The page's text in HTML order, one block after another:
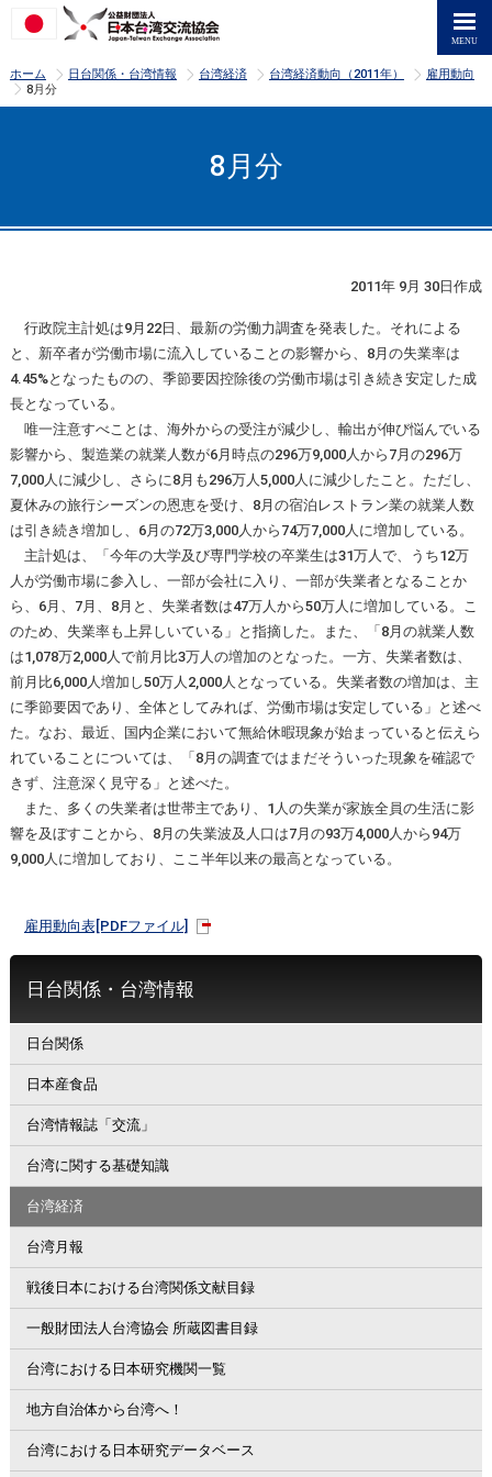
ホーム >
日台関係・台湾情報 >
台湾経済 >
台湾経済動向（2011年） >
雇用動向
>
8月分
8月分
2011年 9月 30日作成
行政院主計処は9月22日、最新の労働力調査を発表した。それによる
と、新卒者が労働市場に流入していることの影響から、8月の失業率は
4.45%となったものの、季節要因控除後の労働市場は引き続き安定した成
長となっている。
唯一注意すべことは、海外からの受注が減少し、輸出が伸び悩んでいる
影響から、製造業の就業人数が6月時点の296万9,000人から7月の296万
7,000人に減少し、さらに8月も296万人5,000人に減少したこと。ただし、
夏休みの旅行シーズンの恩恵を受け、8月の宿泊レストラン業の就業人数
は引き続き増加し、6月の72万3,000人から74万7,000人に増加している。
主計処は、「今年の大学及び専門学校の卒業生は31万人で、うち12万
人が労働市場に参入し、一部が会社に入り、一部が失業者となることか
ら、6月、7月、8月と、失業者数は47万人から50万人に増加している。こ
のため、失業率も上昇しいている」と指摘した。また、「8月の就業人数
は1,078万2,000人で前月比3万人の増加のとなった。一方、失業者数は、
前月比6,000人増加し50万人2,000人となっている。失業者数の増加は、主
に季節要因であり、全体としてみれば、労働市場は安定している」と述べ
た。なお、最近、国内企業において無給休暇現象が始まっていると伝えら
れていることについては、「8月の調査ではまだそういった現象を確認で
きず、注意深く見守る」と述べた。
また、多くの失業者は世帯主であり、1人の失業が家族全員の生活に影
響を及ぼすことから、8月の失業波及人口は7月の93万4,000人から94万
9,000人に増加しており、ここ半年以来の最高となっている。
雇用動向表[PDFファイル]
日台関係・台湾情報
日台関係
日本産食品
台湾情報誌「交流」
台湾に関する基礎知識
台湾経済
台湾月報
戦後日本における台湾関係文献目録
一般財団法人台湾協会 所蔵図書目録
台湾における日本研究機関一覧
地方自治体から台湾へ！
台湾における日本研究データベース